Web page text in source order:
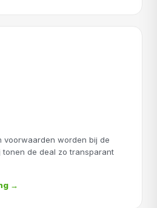
voorwaarden worden bij de
de deal zo transparant
→